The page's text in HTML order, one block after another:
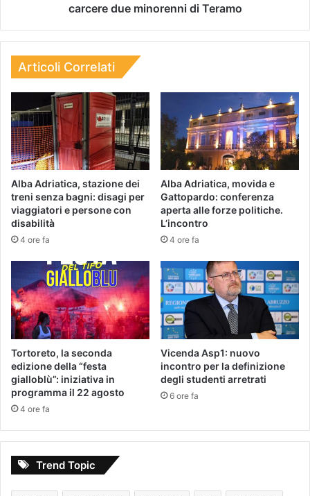
carcere due minorenni di Teramo
Articoli Correlati
Alba Adriatica, stazione dei
treni senza bagni: disagi per
viaggiatori e persone con
disabilità
4 ore fa
Alba Adriatica, movida e
Gattopardo: conferenza
aperta alle forze politiche.
L’incontro
4 ore fa
Tortoreto, la seconda
edizione della “festa
gialloblù”: iniziativa in
programma il 22 agosto
4 ore fa
Vicenda Asp1: nuovo
incontro per la definizione
degli studenti arretrati
6 ore fa
Trend Topic